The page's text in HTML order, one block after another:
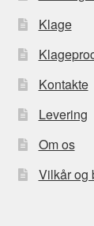
Klage
Kontakte
Levering
Om os
Vilkår og